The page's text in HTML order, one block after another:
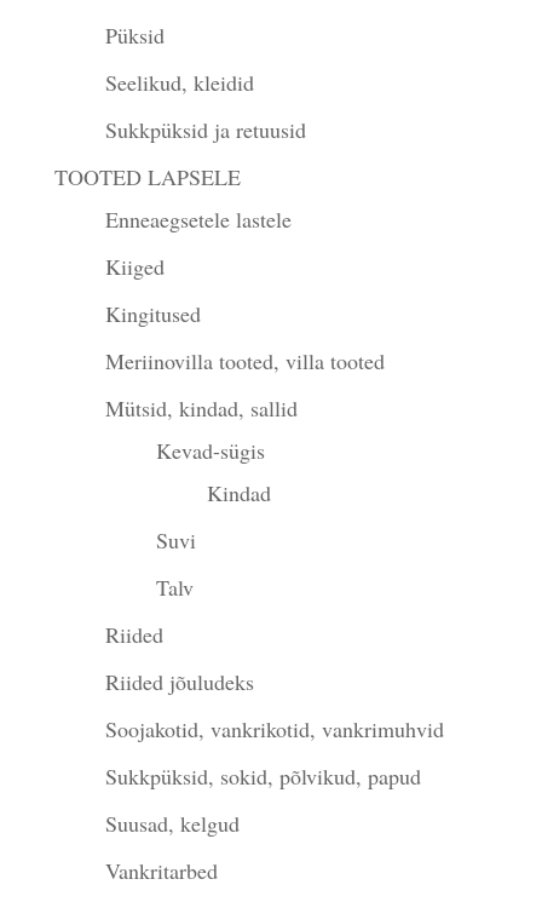
Püksid
Seelikud, kleidid
Sukkpüksid ja retuusid
TOOTED LAPSELE
Enneaegsetele lastele
Kiiged
Kingitused
Meriinovilla tooted, villa tooted
Mütsid, kindad, sallid
Kevad-sügis
Kindad
Suvi
Talv
Riided
Riided jõuludeks
Soojakotid, vankrikotid, vankrimuhvid
Sukkpüksid, sokid, põlvikud, papud
Suusad, kelgud
Vankritarbed